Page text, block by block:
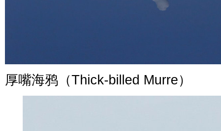
厚嘴海鸦（Thick-billed Murre）